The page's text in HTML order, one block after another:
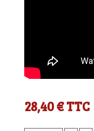
28,40 €TTC